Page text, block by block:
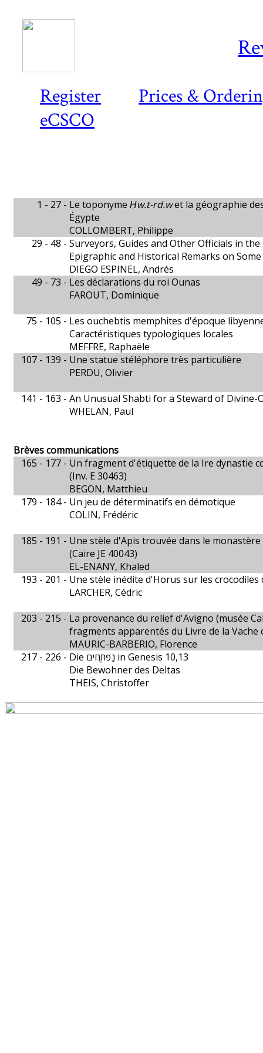
Register
Prices &
eCSCO
1 - 27 - Le toponyme Ḥw.t-rd.wet la géographie
Égypte
COLLOMBERT, Philippe
29 - 48 - Surveyors, Guides and Other Officials in
Epigraphic and Historical Remarks on
DIEGO ESPINEL, Andrés
49 - 73 - Les déclarations du roi Ounas
FAROUT, Dominique
75 - 105 - Les ouchebtis memphites d'époque
Caractéristiques typologiques locales
MEFFRE, Raphaële
107 - 139 - Une statue stéléphore très particulière
PERDU, Olivier
141 - 163 - An Unusual Shabti for a Steward of Divine-
WHELAN, Paul
Brèves communications
165 - 177 - Un fragment d'étiquette de la Ire dynastie
(Inv. E 30463)
BEGON, Matthieu
179 - 184 - Un jeu de déterminatifs en démotique
COLIN, Frédéric
185 - 191 - Une stèle d'Apis trouvée dans le monastère
(Caire JE 40043)
EL-ENANY, Khaled
193 - 201 - Une stèle inédite d'Horus sur les crocodiles
LARCHER, Cédric
203 - 215 - La provenance du relief d'Avigno (musée
fragments apparentés du Livre de la Vache
MAURIC-BARBERIO, Florence
217 - 226 -
Die נַפְתֻּחִים in Genesis 10,13
Die Bewohner des Deltas
THEIS, Christoffer